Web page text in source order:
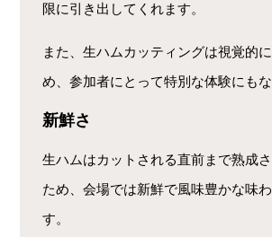
限に引き出してくれます。
また、生ハムカッティングは視覚的
め、参加者にとって特別な体験にもな
新鮮さ
生ハムはカットされる直前まで熟成
ため、会場では新鮮で風味豊かな味
す。